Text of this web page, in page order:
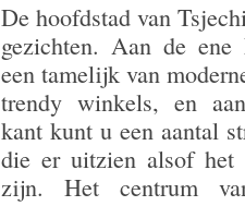
De hoofdstad van
gezichten. Aan de
een tamelijk van
trendy winkels, en
kant kunt u een aantal
die er uitzien alsof
zijn. Het centrum